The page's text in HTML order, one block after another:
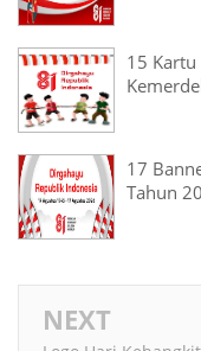
15 Kartu
17
Tahun
NEXT